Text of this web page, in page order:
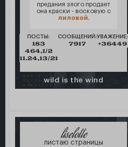
предания злого продает
она краски - восковую с
лиловой.
ПОСТЫ:
183
464,1/2
11.24,13/21
СООБЩЕНИЙ:
7917
УВАЖЕНИЕ:
+36449
wild is the wind
liselotte
листаю страницы